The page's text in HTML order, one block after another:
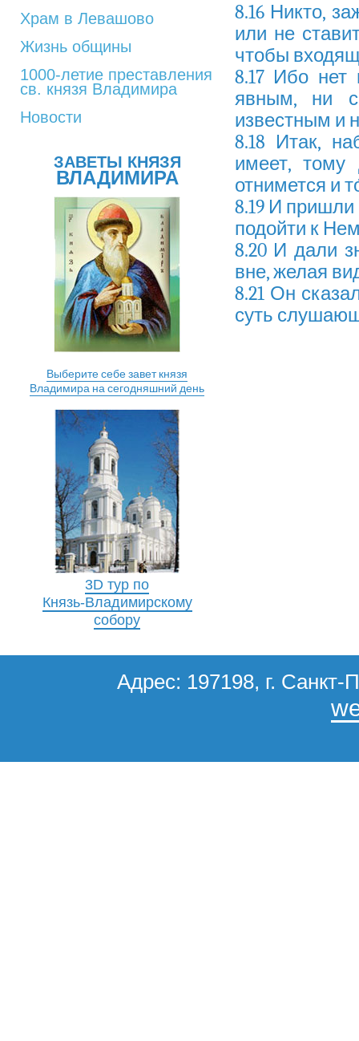
Храм в Левашово
Жизнь общины
1000-летие преставления
св. князя Владимира
Новости
ЗАВЕТЫ КНЯЗЯ
ВЛАДИМИРА
Выберите себе завет князя
Владимира на сегодняшний день
3D тур по
Князь-Владимирскому
собору
8.16 Никто,
или не
чтобы
8.17 Ибо нет
явным, ни
известным и
8.18 Итак,
имеет,
отнимется и
8.19 И
подойти к
8.20 И дали
вне, желая
8.21 Он
суть
Адрес: 197198, г. Санкт-